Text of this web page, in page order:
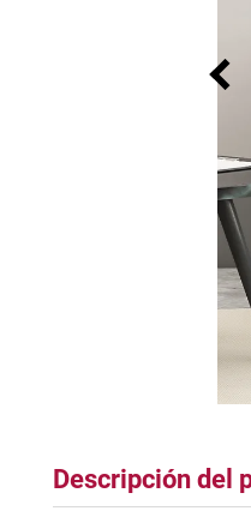
Descripción del